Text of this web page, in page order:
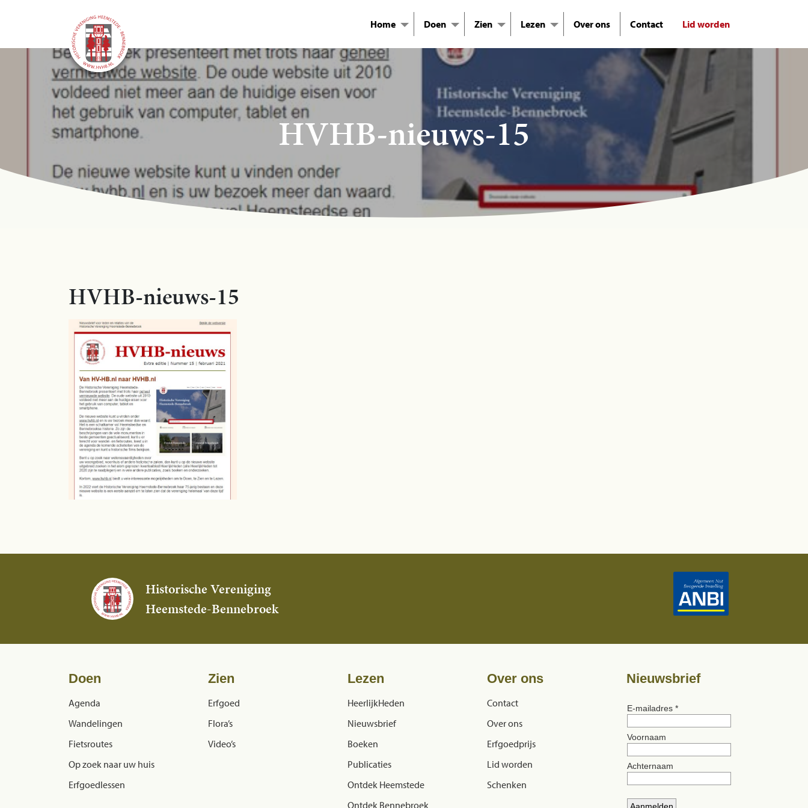
Home Doen Zien Lezen Over ons Contact Lid worden
HVHB-nieuws-15
HVHB-nieuws-15
Historische Vereniging
Heemstede-Bennebroek
Doen
Agenda
Wandelingen
Fietsroutes
Op zoek naar uw huis
Erfgoedlessen
Zien
Erfgoed
Flora’s
Video’s
Lezen
HeerlijkHeden
Nieuwsbrief
Boeken
Publicaties
Ontdek Heemstede
Ontdek Bennebroek
Over ons
Contact
Over ons
Erfgoedprijs
Lid worden
Schenken
Nieuwsbrief